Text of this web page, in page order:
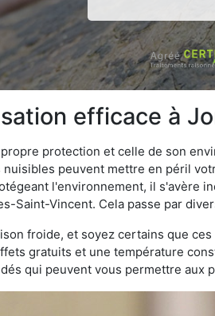
efficace à
protection et celle de son
nuisibles peuvent mettre en péril
l'environnement, il s'avère
Saint-Vincent. Cela passe par
froide, et soyez certains que
gratuits et une température
qui peuvent vous permettre